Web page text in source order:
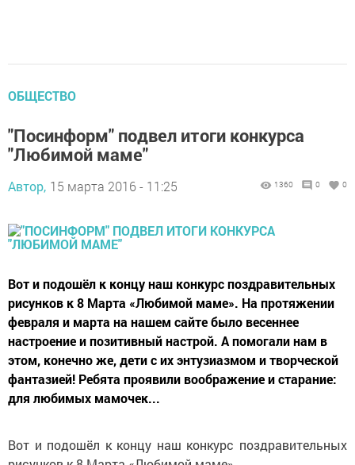
ОБЩЕСТВО
"Посинформ" подвел итоги конкурса
"Любимой маме"
Автор, 15 марта 2016 - 11:25 1360 0 0
Вот и подошёл к концу наш конкурс поздравительных
рисунков к 8 Марта «Любимой маме». На протяжении
февраля и марта на нашем сайте было весеннее
настроение и позитивный настрой. А помогали нам в
этом, конечно же, дети с их энтузиазмом и творческой
фантазией! Ребята проявили воображение и старание:
для любимых мамочек...
Вот и подошёл к концу наш конкурс поздравительных